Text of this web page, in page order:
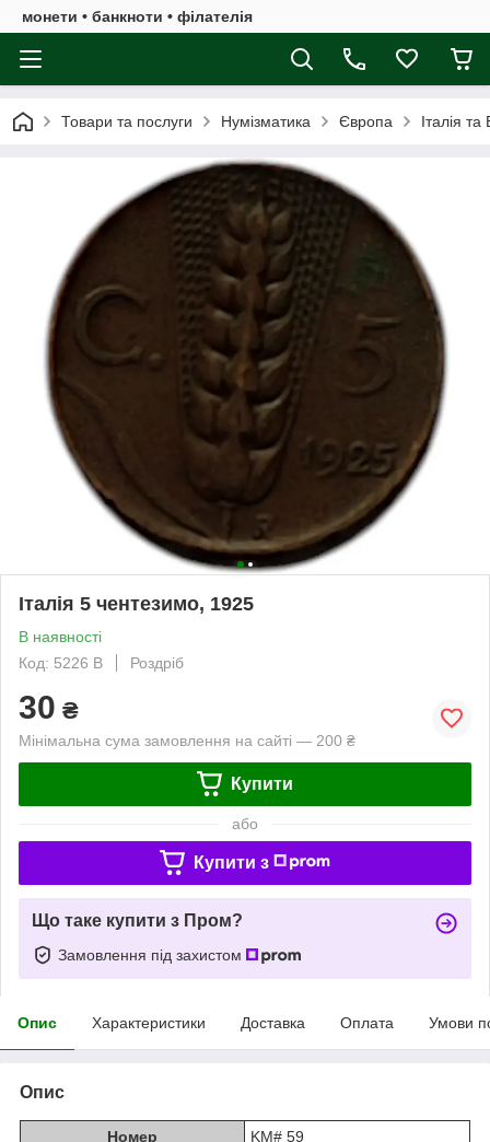
монети • банкноти • філателія
Товари та послуги Нумізматика Європа Італія
Італія 5 чентезимо, 1925
В наявності
Код: 5226 B
Роздріб
30 ₴
Мінімальна сума замовлення на сайті — 200 ₴
Купити
або
Купити з
Що таке купити з Пром?
Замовлення під захистом
Опис Характеристики Доставка Оплата Умови
Опис
Номер
KM# 59